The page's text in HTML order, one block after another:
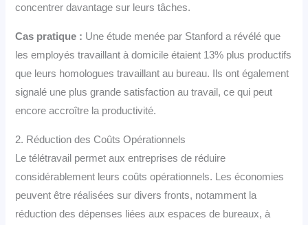
concentrer davantage sur leurs tâches.
Cas pratique : Une étude menée par Stanford a révélé que
les employés travaillant à domicile étaient 13% plus productifs
que leurs homologues travaillant au bureau. Ils ont également
signalé une plus grande satisfaction au travail, ce qui peut
encore accroître la productivité.
2. Réduction des Coûts Opérationnels
Le télétravail permet aux entreprises de réduire
considérablement leurs coûts opérationnels. Les économies
peuvent être réalisées sur divers fronts, notamment la
réduction des dépenses liées aux espaces de bureaux, à